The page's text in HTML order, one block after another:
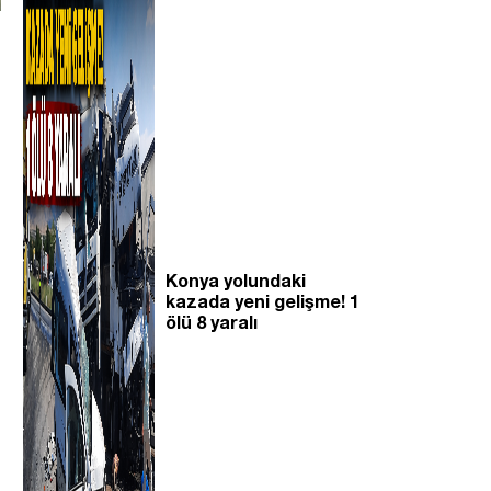
Konya yolundaki
kazada yeni gelişme! 1
ölü 8 yaralı